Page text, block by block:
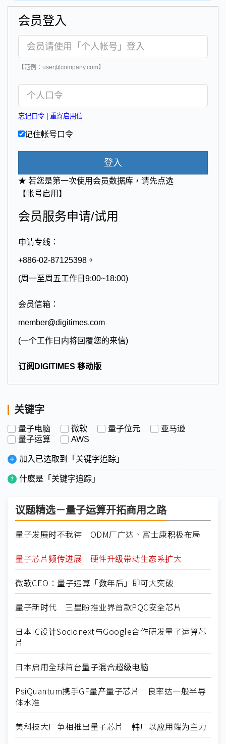
会员登入
【范例：user@company.com】
忘记口令 重寄启用信
记住帐号口令
登入
★ 若您是第一次使用会员数据库，请先点选
【帐号启用】
会员服务申请/试用
申请专线：
+886-02-87125398。
(周一至周五工作日9:00~18:00)
会员信箱：
member@digitimes.com
(一个工作日内将回覆您的来信)
订阅DIGITIMES 移动版
关键字
量子电脑 微软 量子位元
亚马逊
量子运算
AWS
加入已选取到「关键字追踪」
什麽是「关键字追踪」
议题精选－量子运算开拓商用之路
量子发展时不我待 ODM厂广达、富士康积极布局
量子芯片频传进展 硬件升级带动生态系扩大
微软CEO：量子运算「数年后」即可大突破
量子新时代 三星盼推业界首款PQC安全芯片
日本IC设计Socionext与Google合作研发量子运算芯
片
日本启用全球首台量子混合超级电脑
PsiQuantum携手GF量产量子芯片 良率达一般半导
体水准
美科技大厂争相推出量子芯片 韩厂以应用端为主力